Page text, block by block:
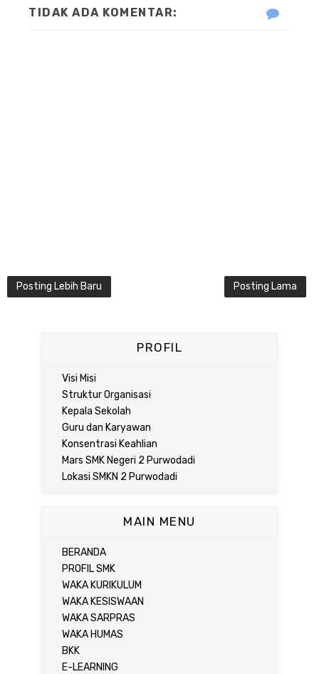
TIDAK ADA KOMENTAR:
Posting Lebih Baru Posting Lama
PROFIL
Visi Misi
Struktur Organisasi
Kepala Sekolah
Guru dan Karyawan
Konsentrasi Keahlian
Mars SMK Negeri 2 Purwodadi
Lokasi SMKN 2 Purwodadi
MAIN MENU
BERANDA
PROFIL SMK
WAKA KURIKULUM
WAKA KESISWAAN
WAKA SARPRAS
WAKA HUMAS
BKK
E-LEARNING